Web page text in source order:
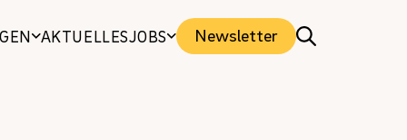
AKTUELLESJOBS Newsletter